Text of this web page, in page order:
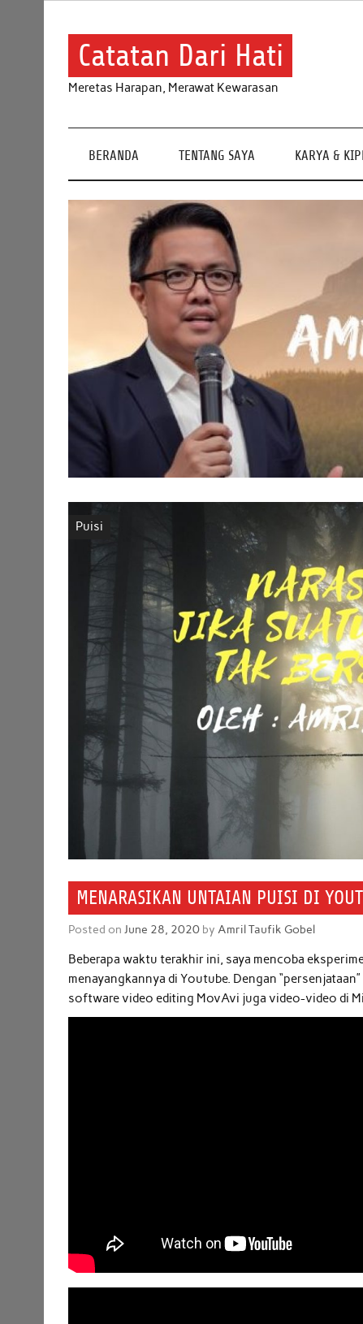
Catatan Dari Hati
Meretas Harapan, Merawat Kewarasan
BERANDA TENTANG SAYA KARYA &
Puisi
MENARASIKAN UNTAIAN PUISI DI
Posted onJune 28, 2020 byAmril Taufik Gobel
Beberapa waktu terakhir ini, saya mencoba
menayangkannya di Youtube. Dengan
software video editing MovAvi juga video-video di